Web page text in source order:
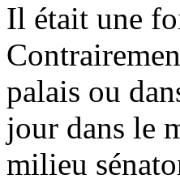
Il était une
palais ou
jour dans le
milieu